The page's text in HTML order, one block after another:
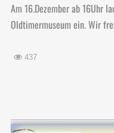
Am 16.Dezember ab 16Uhr
Oldtimermuseum ein. Wir
437